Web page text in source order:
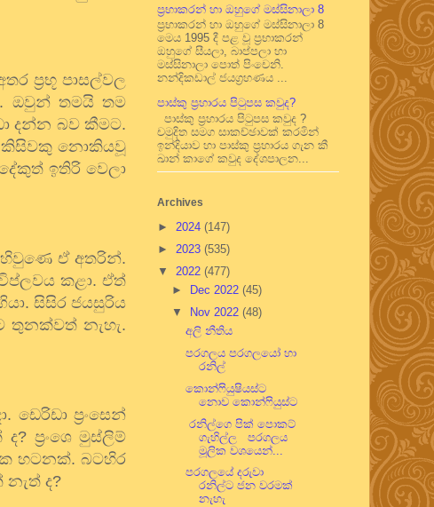
ප්‍රභූ පාසල්වල
. ඔවුන් තමයි තම
දන්න බව කීමට.
කිසිවකු නොකියවූ
ඉතිරි වෙලා
ඒ අතරින්.
කළා. ඒත්
. සිසිර ජයසුරිය
තුනක්වත් නැහැ.
. ඩෙරිඩා ප්‍රංසෙන්
ද? ප්‍රංශෙ මුස්ලිම්
හටනක්.බටහිර
නැත් ද?
ප්‍රභාකරන් හා ඔහුගේ මස්සිනාලා 8
ප්‍රභාකරන් හා ඔහුගේ මස්සිනාලා 8
මෙය 1995 දී පළ වූ ප්‍රභාකරන්
ඔහුගේ සීයලා, බාප්පලා හා
මස්සිනාලා පොත් පිංචෙනි.
නන්දිකඩාල් ජයග්‍රහණය ...
පාස්කු ප්‍රහාරය පිටුපස කවුද?
පාස්කු ප්‍රහාරය පිටුපස කවුද ?
චමුදිත සමග සාකච්ඡාවක් කරමින්
ඉන්දියාව හා පාස්කු ප්‍රහාරය ගැන කී
ඛාන් කාගේ කවුද දේශපාලන...
Archives
► 2024 (147)
► 2023 (535)
▼ 2022 (477)
►
Dec 2022 (45)
▼
Nov 2022 (48)
අලි නීතිය
පරගලය පරගලයෝ හා
රනිල්
කොන්ෆියුෂියස්ට
නොව කොන්ෆියුස්ට
රනිල්ගෙ පික් පොකට්
ගැහිල්ල පරගලය
මූලික වශයෙන්...
පරගලයේ දරුවා
රනිල්ට ජන වරමක්
නැහැ